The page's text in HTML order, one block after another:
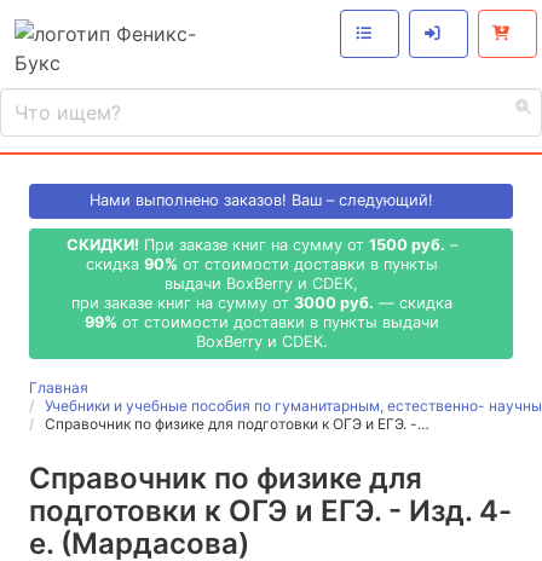
Нами выполнено заказов! Ваш – следующий!
СКИДКИ! При заказе книг на сумму от 1500 руб. –
скидка 90% от стоимости доставки в пункты
выдачи BoxBerry и CDEK,
при заказе книг на сумму от 3000 руб. — скидка
99% от стоимости доставки в пункты выдачи
BoxBerry и CDEK.
Главная
Учебники и учебные пособия по гуманитарным, естественно-
Справочник по физике для подготовки к ОГЭ и ЕГЭ. -…
Справочник по физике для
подготовки к ОГЭ и ЕГЭ. - Изд. 4-
е. (Мардасова)